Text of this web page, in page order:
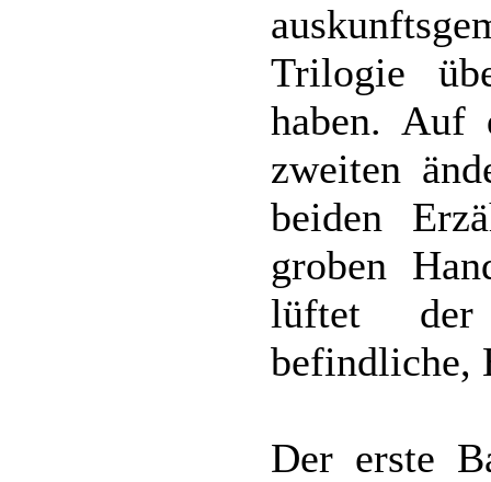
Trilogie
haben. Auf
zweiten
beiden
groben
lüftet der
befindliche,
Der erste